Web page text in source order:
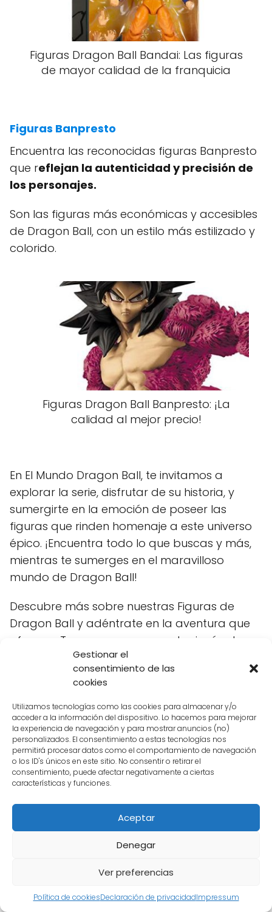
Gestionar el
consentimiento de las
cookies
Utilizamos tecnologías como las cookies para almacenar y/o
acceder a la información del dispositivo. Lo hacemos para mejorar
la experiencia de navegación y para mostrar anuncios (no)
personalizados. El consentimiento a estas tecnologías nos
permitirá procesar datos como el comportamiento de navegación
o los ID's únicos en este sitio. No consentir o retirar el
consentimiento, puede afectar negativamente a ciertas
características y funciones.
Aceptar
Denegar
Ver preferencias
Política de cookiesDeclaración de privacidadImpressum
Figuras Dragon Ball Bandai: Las figuras
de mayor calidad de la franquicia
Figuras Banpresto
Encuentra las reconocidas figuras Banpresto
que reflejan la autenticidad y precisión de
los personajes.
Son las figuras más económicas y accesibles
de Dragon Ball, con un estilo más estilizado y
colorido.
Figuras Dragon Ball Banpresto: ¡La
calidad al mejor precio!
En El Mundo Dragon Ball, te invitamos a
explorar la serie, disfrutar de su historia, y
sumergirte en la emoción de poseer las
figuras que rinden homenaje a este universo
épico. ¡Encuentra todo lo que buscas y más,
mientras te sumerges en el maravilloso
mundo de Dragon Ball!
Descubre más sobre nuestras Figuras de
Dragon Ball y adéntrate en la aventura que
ofrecen. ¡Te esperamos en cada rincón de
nuestro sitio!
¡Únete a nosotros en esta increíble
travesía!
A continuación te ponemos el listado
completo de las categoríasque tenemos en
nuestra web y que puedes consultar
haciendo clic en la que más te guste:
Androides Batallas